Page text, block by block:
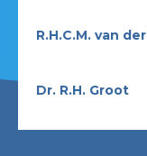
R.H.C.M. van der
Dr. R.H. Groot